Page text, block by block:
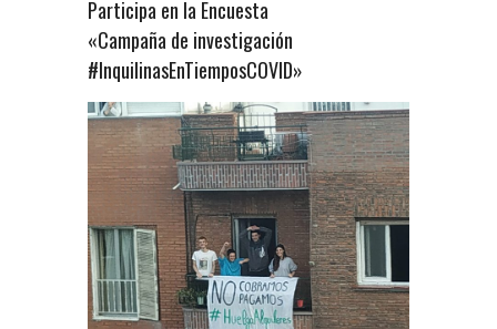
Participa en la Encuesta
«Campaña de investigación
#InquilinasEnTiemposCOVID»